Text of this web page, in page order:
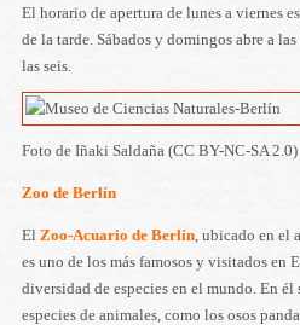
El horario de apertura de lunes a viernes
de la tarde. Sábados y domingos abre a
las seis.
Foto de Iñaki Saldaña (CC BY-NC-SA 2.0)
Zoo de Berlín
El Zoo-Acuario de Berlín, ubicado en el
es uno de los más famosos y visitados en
diversidad de especies en el mundo. En él
especies de animales, como los osos